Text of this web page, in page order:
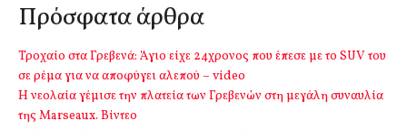
Πρόσφατα άρθρα
Τροχαίο στα Γρεβενά: Άγιο είχε 24χρονος που έπεσε με το SUV του
σε ρέμα για να αποφύγει αλεπού – video
Η νεολαία γέμισε την πλατεία των Γρεβενών στη μεγάλη συναυλία
της Marseaux. Βίντεο